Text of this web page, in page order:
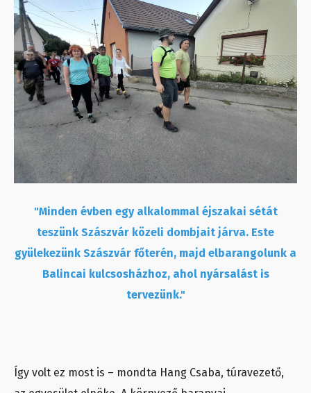
"Minden évben egy alkalommal éjszakai sétát
teszünk Szászvár közeli dombjait járva. Este
gyülekezünk Szászvár főterén, majd elbarangolunk a
Balincai kulcsosházhoz, ahol nyársalást is
tervezünk."
Így volt ez most is – mondta Hang Csaba, túravezető,